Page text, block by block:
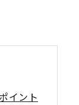
イント